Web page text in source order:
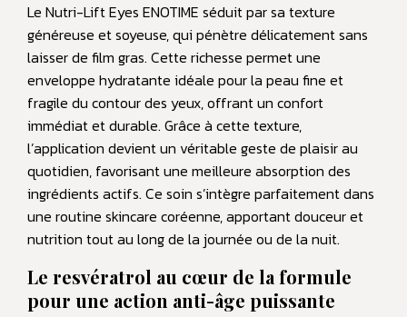
Le Nutri-Lift Eyes ENOTIME séduit par sa texture
généreuse et soyeuse, qui pénètre délicatement sans
laisser de film gras. Cette richesse permet une
enveloppe hydratante idéale pour la peau fine et
fragile du contour des yeux, offrant un confort
immédiat et durable. Grâce à cette texture,
l’application devient un véritable geste de plaisir au
quotidien, favorisant une meilleure absorption des
ingrédients actifs. Ce soin s’intègre parfaitement dans
une routine skincare coréenne, apportant douceur et
nutrition tout au long de la journée ou de la nuit.
Le resvératrol au cœur de la formule
pour une action anti-âge puissante